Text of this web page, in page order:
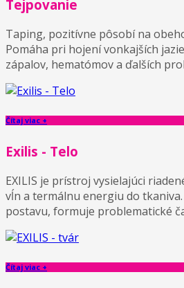
Tejpovanie
Taping, pozitívne pôsobí na
Pomáha pri hojení vonkajších
zápalov, hematómov a ďalších
Čítaj viac +
Exilis - Telo
EXILIS je prístroj vysielajúci
vĺn a termálnu energiu do
postavu, formuje problematické
Čítaj viac +